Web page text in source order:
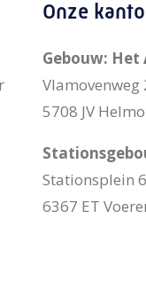
Onze
Gebouw: Het
Vlamovenweg
5708 JV
Stationsplein 6
6367 ET